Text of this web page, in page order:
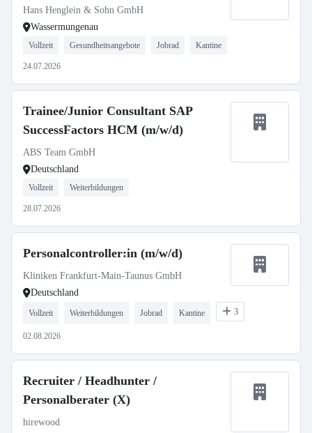
Hans Henglein & Sohn GmbH
Wassermungenau
Vollzeit Gesundheitsangebote Jobrad Kantine
24.07.2026
Trainee/Junior Consultant SAP
SuccessFactors HCM (m/w/d)
ABS Team GmbH
Deutschland
Vollzeit Weiterbildungen
28.07.2026
Personalcontroller:in (m/w/d)
Kliniken Frankfurt-Main-Taunus GmbH
Deutschland
Vollzeit Weiterbildungen Jobrad Kantine 3
02.08.2026
Recruiter / Headhunter /
Personalberater (X)
hirewood